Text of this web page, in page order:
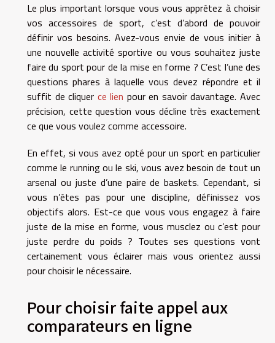
Le plus important lorsque vous vous apprêtez à choisir
vos accessoires de sport, c’est d’abord de pouvoir
définir vos besoins. Avez-vous envie de vous initier à
une nouvelle activité sportive ou vous souhaitez juste
faire du sport pour de la mise en forme ? C’est l’une des
questions phares à laquelle vous devez répondre et il
suffit de cliquer ce lien pour en savoir davantage. Avec
précision, cette question vous décline très exactement
ce que vous voulez comme accessoire.
En effet, si vous avez opté pour un sport en particulier
comme le running ou le ski, vous avez besoin de tout un
arsenal ou juste d’une paire de baskets. Cependant, si
vous n’êtes pas pour une discipline, définissez vos
objectifs alors. Est-ce que vous vous engagez à faire
juste de la mise en forme, vous musclez ou c’est pour
juste perdre du poids ? Toutes ses questions vont
certainement vous éclairer mais vous orientez aussi
pour choisir le nécessaire.
Pour choisir faite appel aux
comparateurs en ligne